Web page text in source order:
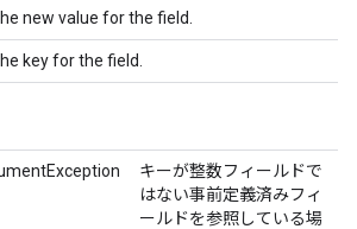
new value for the field.
key for the field.
キーが整数フィールドで
はない事前定義済みフィ
ールドを参照している場